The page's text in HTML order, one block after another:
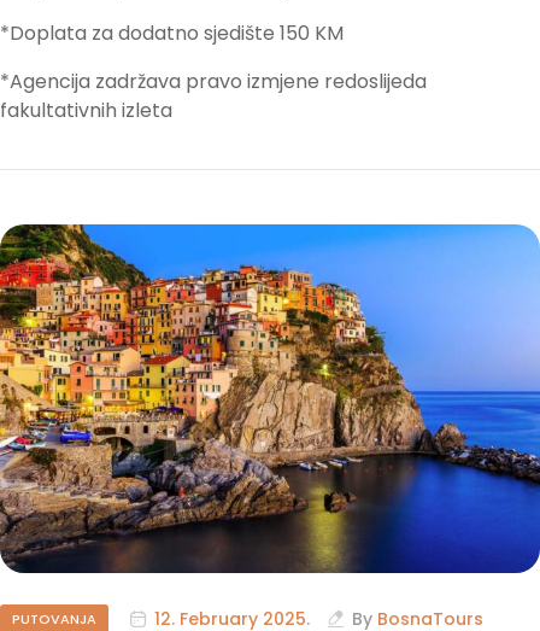
*Doplata za dodatno sjedište 150 KM
*Agencija zadržava pravo izmjene redoslijeda
fakultativnih izleta
PUTOVANJA 12. February 2025. By BosnaTours